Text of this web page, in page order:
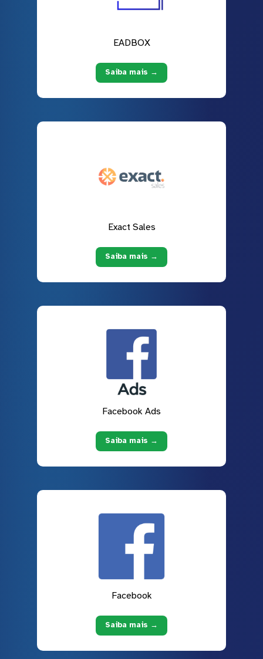
EADBOX
Saiba mais →
Exact Sales
Saiba mais →
Facebook Ads
Saiba mais →
Facebook
Saiba mais →